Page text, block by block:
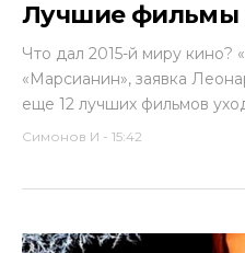
Лучшие фильмы
Что дал 2015-й миру кино?
«Марсианин», заявка
еще 12 лучших фильмов
Симонов И - 15:42